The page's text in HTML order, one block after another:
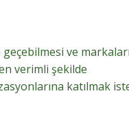
ve
verimli şekilde
katılmak